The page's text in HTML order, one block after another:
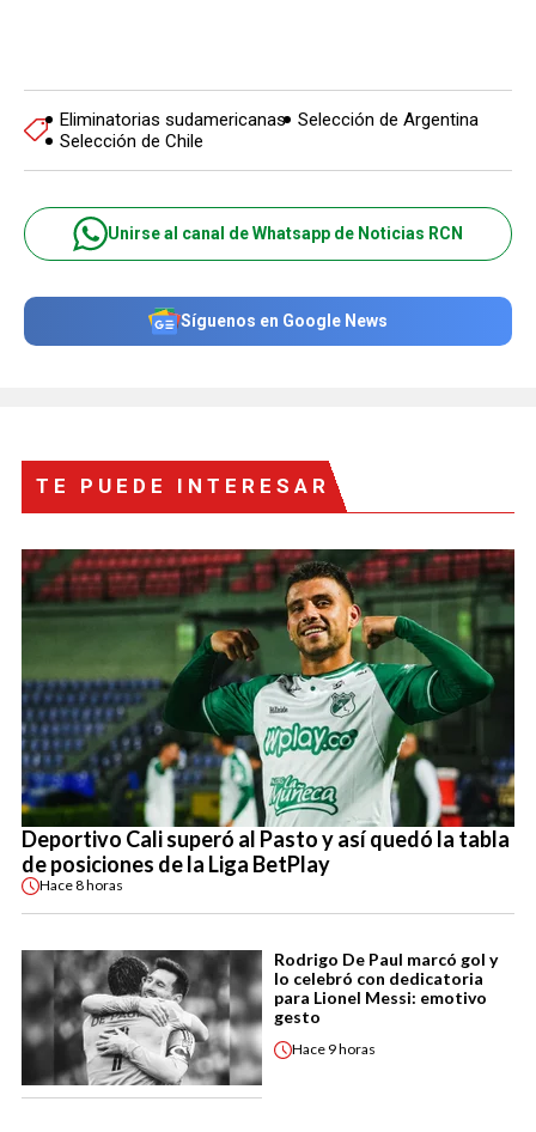
Eliminatorias sudamericanas Selección de Argentina
Selección de Chile
Unirse al canal de Whatsapp de Noticias RCN
Síguenos en Google News
TE PUEDE INTERESAR
Deportivo Cali superó al Pasto y así quedó la tabla
de posiciones de la Liga BetPlay
Hace8 horas
Rodrigo De Paul marcó gol y
lo celebró con dedicatoria
para Lionel Messi: emotivo
gesto
Hace 9 horas